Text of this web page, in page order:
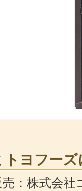
トヨフー
売：株式会社